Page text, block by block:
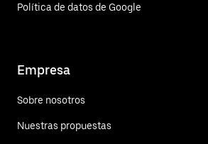
Política de datos de Google
Empresa
Sobre nosotros
Nuestras propuestas